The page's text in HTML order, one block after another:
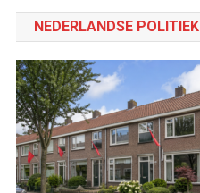
NEDERLANDSE POLITIEK